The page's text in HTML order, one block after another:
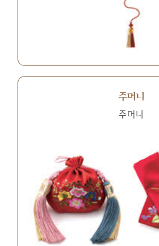
주머니
주머니